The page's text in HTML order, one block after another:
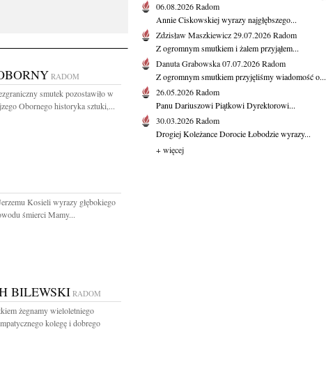
RADOM
smutek pozostawiło w
Obornego historyka sztuki,...
Kosieli wyrazy głębokiego
śmierci Mamy...
BILEWSKI RADOM
żegnamy wieloletniego
kolegę i dobrego
06.08.2026Radom
Annie Ciskowskiej wyrazy najgłębszego...
Zdzisław Maszkiewicz29.07.2026Radom
Z ogromnym smutkiem i żalem przyjąłem...
Danuta Grabowska07.07.2026Radom
Z ogromnym smutkiem przyjęliśmy wiadomość o...
26.05.2026Radom
Panu Dariuszowi Piątkowi Dyrektorowi...
30.03.2026Radom
Drogiej Koleżance Dorocie Łobodzie wyrazy...
+ więcej